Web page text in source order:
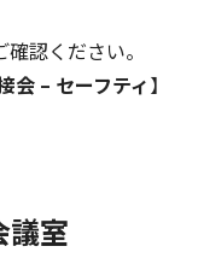
認ください。
– セーフティ】
室